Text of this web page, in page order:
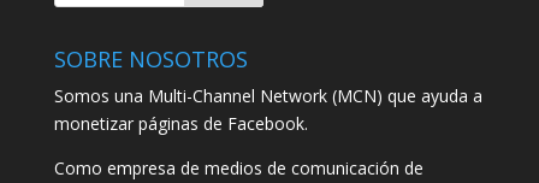
SOBRE NOSOTROS
Somos una Multi-Channel Network (MCN) que ayuda a
monetizar páginas de Facebook.
Como empresa de medios de comunicación de